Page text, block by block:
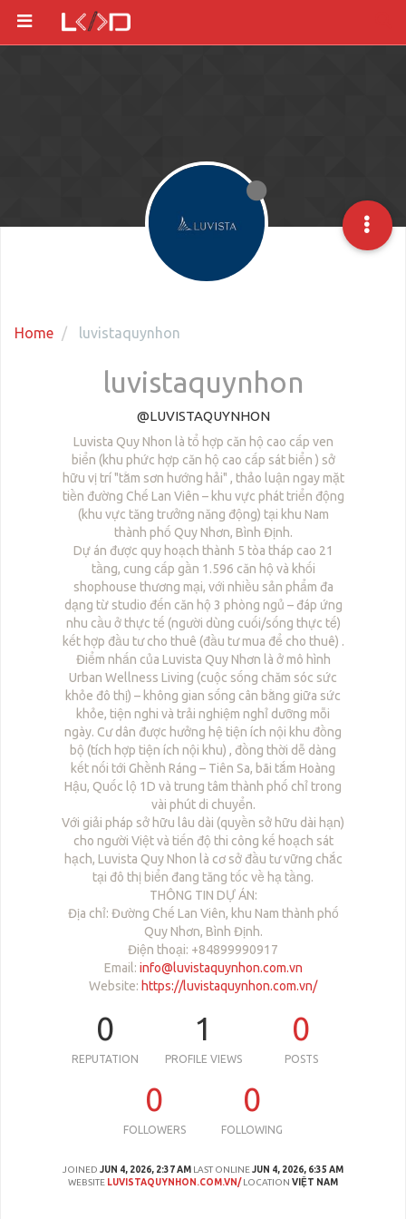
Home luvistaquynhon
luvistaquynhon
@LUVISTAQUYNHON
Luvista Quy Nhon là tổ hợp căn hộ cao cấp ven
biển (khu phức hợp căn hộ cao cấp sát biển ) sở
hữu vị trí "tằm sơn hướng hải" , thảo luận ngay mặt
tiền đường Chế Lan Viên – khu vực phát triển động
(khu vực tăng trưởng năng động) tại khu Nam
thành phố Quy Nhơn, Bình Định.
Dự án được quy hoạch thành 5 tòa tháp cao 21
tầng, cung cấp gần 1.596 căn hộ và khối
shophouse thương mại, với nhiều sản phẩm đa
dạng từ studio đến căn hộ 3 phòng ngủ – đáp ứng
nhu cầu ở thực tế (người dùng cuối/sống thực tế)
kết hợp đầu tư cho thuê (đầu tư mua để cho thuê) .
Điểm nhấn của Luvista Quy Nhơn là ở mô hình
Urban Wellness Living (cuộc sống chăm sóc sức
khỏe đô thị) – không gian sống cân bằng giữa sức
khỏe, tiện nghi và trải nghiệm nghỉ dưỡng mỗi
ngày. Cư dân được hưởng hệ tiện ích nội khu đồng
bộ (tích hợp tiện ích nội khu) , đồng thời dễ dàng
kết nối tới Ghềnh Ráng – Tiên Sa, bãi tắm Hoàng
Hậu, Quốc lộ 1D và trung tâm thành phố chỉ trong
vài phút di chuyển.
Với giải pháp sở hữu lâu dài (quyền sở hữu dài hạn)
cho người Việt và tiến độ thi công kế hoạch sát
hạch, Luvista Quy Nhon là cơ sở đầu tư vững chắc
tại đô thị biển đang tăng tốc về hạ tầng.
THÔNG TIN DỰ ÁN:
Địa chỉ: Đường Chế Lan Viên, khu Nam thành phố
Quy Nhơn, Bình Định.
Điện thoại: +84899990917
Email: info@luvistaquynhon.com.vn
Website: https://luvistaquynhon.com.vn/
0
REPUTATION
1
PROFILE VIEWS
0
POSTS
0
FOLLOWERS
0
FOLLOWING
JOINED JUN 4, 2026, 2:37 AM LAST ONLINEJUN 4, 2026, 6:35 AM
WEBSITE LUVISTAQUYNHON.COM.VN/ LOCATION VIỆT NAM